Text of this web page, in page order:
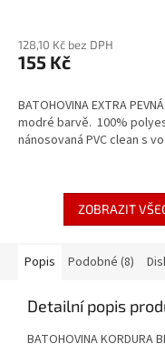
produktu
je
z
5
hvězdiček.
128,10 Kč bez DPH
155 Kč
BATOHOVINA EXTRA
modré barvě. 100%
nánosovaná PVC clean s
ZOBRAZIT
Popis Podobné (8)
Detailní popis
BATOHOVINA KORDURA